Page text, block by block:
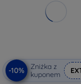
-10%
Zniżka z
kuponem